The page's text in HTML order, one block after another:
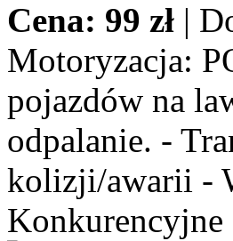
Cena: 99 zł |
Motoryzacja:
pojazdów na
odpalanie. -
kolizji/awarii -